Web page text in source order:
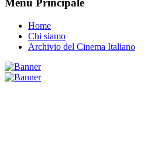
Menu Principale
Home
Chi siamo
Archivio del Cinema Italiano